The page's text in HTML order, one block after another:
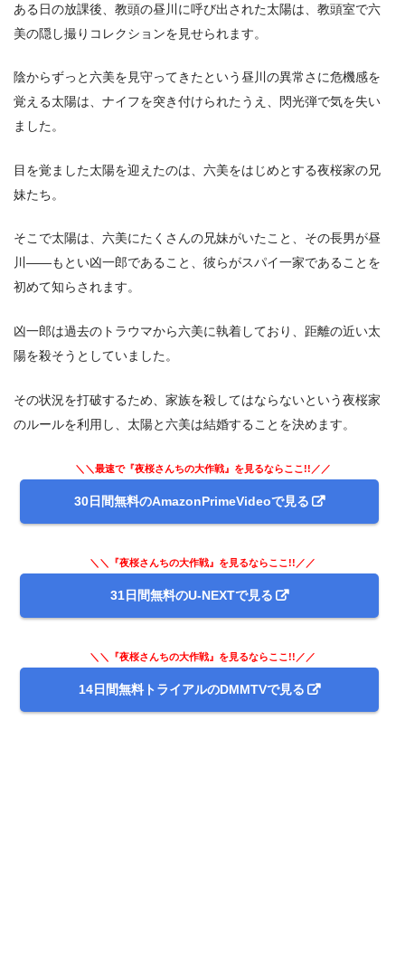
ある日の放課後、教頭の昼川に呼び出された太陽は、教頭室で六
美の隠し撮りコレクションを見せられます。
陰からずっと六美を見守ってきたという昼川の異常さに危機感を
覚える太陽は、ナイフを突き付けられたうえ、閃光弾で気を失い
ました。
目を覚ました太陽を迎えたのは、六美をはじめとする夜桜家の兄
妹たち。
そこで太陽は、六美にたくさんの兄妹がいたこと、その長男が昼
川――もとい凶一郎であること、彼らがスパイ一家であることを
初めて知らされます。
凶一郎は過去のトラウマから六美に執着しており、距離の近い太
陽を殺そうとしていました。
その状況を打破するため、家族を殺してはならないという夜桜家
のルールを利用し、太陽と六美は結婚することを決めます。
＼＼最速で『夜桜さんちの大作戦』を見るならここ!!／／
30日間無料のAmazonPrimeVideoで見る
＼＼『夜桜さんちの大作戦』を見るならここ!!／／
31日間無料のU-NEXTで見る
＼＼『夜桜さんちの大作戦』を見るならここ!!／／
14日間無料トライアルのDMMTVで見る